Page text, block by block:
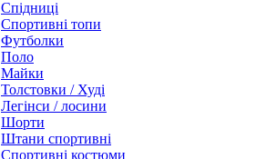
Спідниці
Спортивні топи
Футболки
Поло
Майки
Толстовки / Худі
Легінси / лосини
Шорти
Штани спортивні
Спортивні костюми